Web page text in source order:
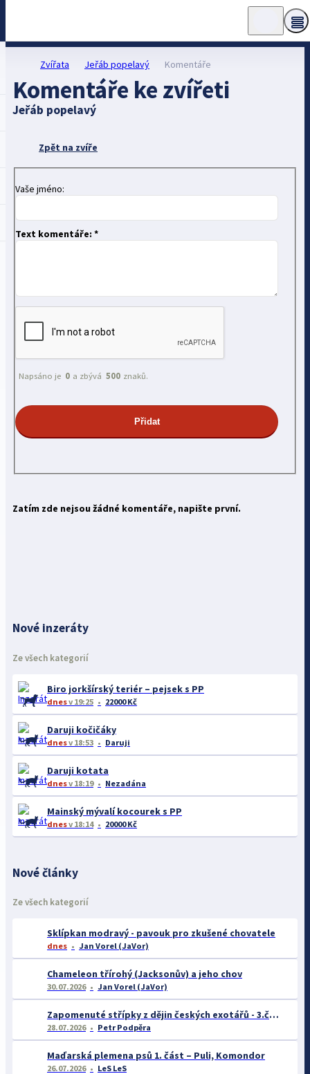
Zvířata Jeřáb popelavý Komentáře
Komentáře ke zvířeti
Jeřáb popelavý
Zpět na zvíře
Vaše jméno:
Text komentáře: *
Napsáno je 0 a zbývá 500 znaků.
Zatím zde nejsou žádné komentáře, napište první.
Nové inzeráty
Ze všech kategorií
Biro jorkšírský teriér – pejsek s PP
dnesv 19:25 22000 Kč
Daruji kočičáky
dnesv 18:53 Daruji
Daruji kotata
dnesv 18:19 Nezadána
Mainský mývalí kocourek s PP
dnesv 18:14 20000 Kč
Nové články
Ze všech kategorií
Sklípkan modravý - pavouk pro zkušené chovatele
dnes Jan Vorel (JaVor)
Chameleon třírohý (Jacksonův) a jeho chov
30.07.2026 Jan Vorel (JaVor)
Zapomenuté střípky z dějin českých exotářů - 3.část
28.07.2026 Petr Podpěra
Maďarská plemena psů 1. část – Puli, Komondor
26.07.2026 LeS LeS